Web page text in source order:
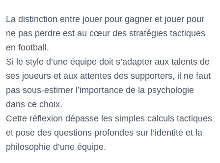
La distinction entre jouer pour gagner et jouer pour
ne pas perdre est au cœur des stratégies tactiques
en football.
Si le style d’une équipe doit s’adapter aux talents de
ses joueurs et aux attentes des supporters, il ne faut
pas sous-estimer l’importance de la psychologie
dans ce choix.
Cette réflexion dépasse les simples calculs tactiques
et pose des questions profondes sur l’identité et la
philosophie d’une équipe.